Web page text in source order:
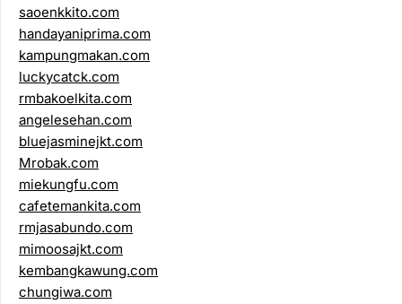
saoenkkito.com
handayaniprima.com
kampungmakan.com
luckycatck.com
rmbakoelkita.com
angelesehan.com
bluejasminejkt.com
Mrobak.com
miekungfu.com
cafetemankita.com
rmjasabundo.com
mimoosajkt.com
kembangkawung.com
chungiwa.com